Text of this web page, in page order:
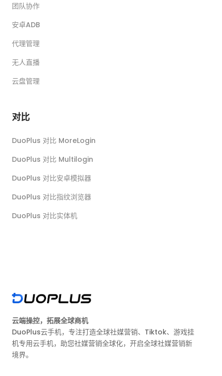
团队协作
安卓ADB
代理管理
无人直播
云盘管理
对比
DuoPlus 对比 MoreLogin
DuoPlus 对比 Multilogin
DuoPlus 对比安卓模拟器
DuoPlus 对比指纹浏览器
DuoPlus 对比实体机
云端操控，拓展全球商机
DuoPlus云手机，专注打造全球社媒营销、Tiktok、游戏挂
机专用云手机，助您社媒营销全球化，开启全球社媒营销新
境界。